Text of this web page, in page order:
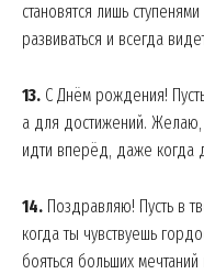
становятся лишь
развиваться и всегда
13. С Днём рождения!
а для достижений.
идти вперёд, даже когда
14. Поздравляю! Пусть в
когда ты чувствуешь
бояться больших